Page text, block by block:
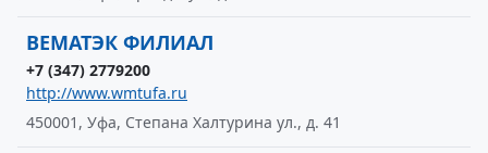
ВЕМАТЭК ФИЛИАЛ
+7 (347) 2779200
http://www.wmtufa.ru
450001, Уфа, Степана Халтурина ул., д. 41